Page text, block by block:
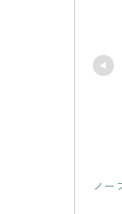
ノー